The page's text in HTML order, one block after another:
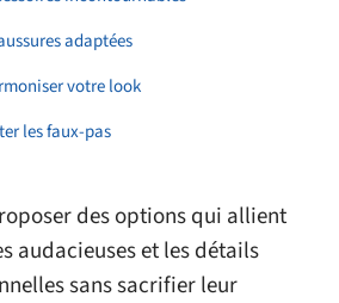
adaptées
votre look
les faux-pas
des options qui allient
audacieuses et les détails
sans sacrifier leur